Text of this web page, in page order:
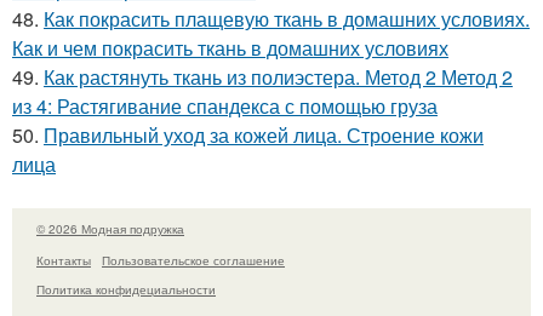
48. Как покрасить плащевую ткань в домашних условиях.
Как и чем покрасить ткань в домашних условиях
49. Как растянуть ткань из полиэстера. Метод 2 Метод 2
из 4: Растягивание спандекса с помощью груза
50. Правильный уход за кожей лица. Строение кожи
лица
© 2026 Модная подружка
Контакты
Пользовательское соглашение
Политика конфидециальности